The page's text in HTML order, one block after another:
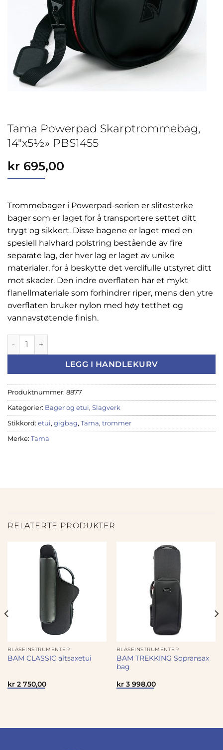
Tama Powerpad Skarptrommebag,
14″x5½» PBS1455
kr 695,00
Trommebager i Powerpad-serien er slitesterke
bager som er laget for å transportere settet ditt
trygt og sikkert. Disse bagene er laget med en
spesiell halvhard polstring bestående av fire
separate lag, der hver lag er laget av unike
materialer, for å beskytte det verdifulle utstyret ditt
mot skader. Den indre overflaten har et mykt
flanellmateriale som forhindrer riper, mens den ytre
overflaten bruker nylon med høy tetthet og
vannavstøtende finish.
Tama Powerpad Skarptrommebag, 14"x5½'' PBS1455 antall
LEGG I HANDLEKURV
Produktnummer: 8877
Kategorier: Bager og etui, Slagverk
Stikkord: etui, gigbag, Tama, trommer
Merke: Tama
RELATERTE PRODUKTER
BLÅSEINSTRUMENTER
BAM CLASSIC altsaxetui
kr2 750,00
BLÅSEINSTRUMENTER
BAM TREKKING Sopransax
bag
kr3 998,00